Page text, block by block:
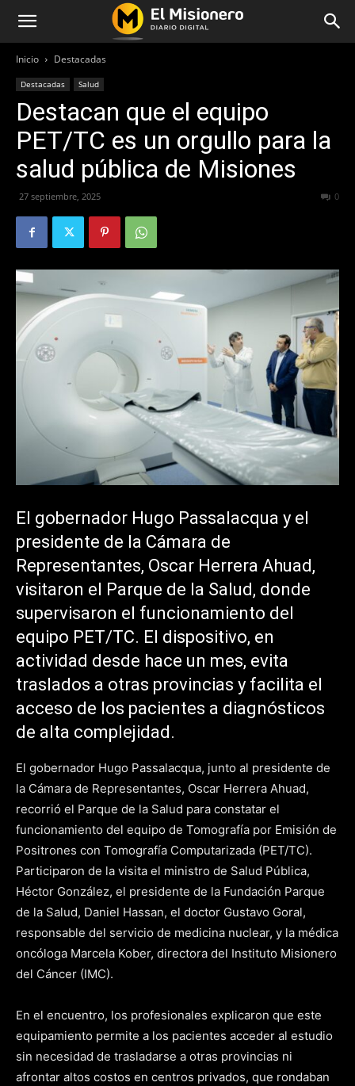
Inicio Destacadas
Destacadas Salud
Destacan que el equipo
PET/TC es un orgullo para la
salud pública de Misiones
27 septiembre, 2025 0
El gobernador Hugo Passalacqua y el
presidente de la Cámara de
Representantes, Oscar Herrera Ahuad,
visitaron el Parque de la Salud, donde
supervisaron el funcionamiento del
equipo PET/TC. El dispositivo, en
actividad desde hace un mes, evita
traslados a otras provincias y facilita el
acceso de los pacientes a diagnósticos
de alta complejidad.
El gobernador Hugo Passalacqua, junto al presidente de
la Cámara de Representantes, Oscar Herrera Ahuad,
recorrió el Parque de la Salud para constatar el
funcionamiento del equipo de Tomografía por Emisión de
Positrones con Tomografía Computarizada (PET/TC).
Participaron de la visita el ministro de Salud Pública,
Héctor González, el presidente de la Fundación Parque
de la Salud, Daniel Hassan, el doctor Gustavo Goral,
responsable del servicio de medicina nuclear, y la médica
oncóloga Marcela Kober, directora del Instituto Misionero
del Cáncer (IMC).
En el encuentro, los profesionales explicaron que este
equipamiento permite a los pacientes acceder al estudio
sin necesidad de trasladarse a otras provincias ni
afrontar altos costos en centros privados, que rondaban